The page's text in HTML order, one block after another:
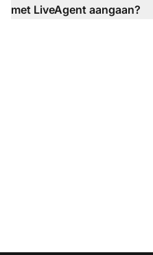
met LiveAgent aangaan?